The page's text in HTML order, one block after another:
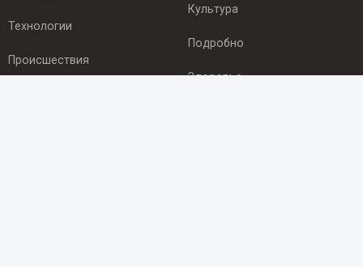
Технологии
Происшествия
Культура
Подробно
Здоровье